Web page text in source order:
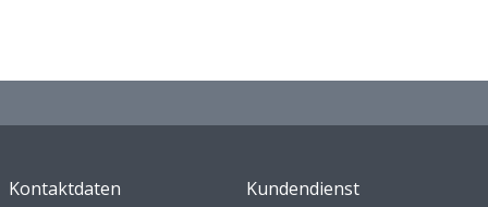
Kontaktdaten Kundendienst